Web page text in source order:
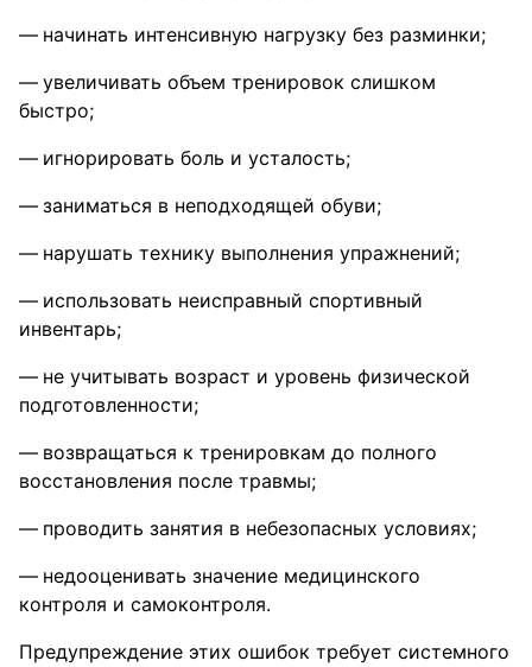
начинать интенсивную нагрузку без разминки;
увеличивать объем тренировок слишком
быстро;
игнорировать боль и усталость;
заниматься в неподходящей обуви;
нарушать технику выполнения упражнений;
использовать неисправный спортивный
инвентарь;
не учитывать возраст и уровень физической
подготовленности;
возвращаться к тренировкам до полного
восстановления после травмы;
проводить занятия в небезопасных условиях;
недооценивать значение медицинского
контроля и самоконтроля.
Предупреждение этих ошибок требует системного